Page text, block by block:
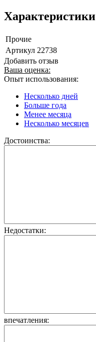
Характеристики
Прочие
Артикул 22738
Добавить отзыв
Ваша оценка:
Опыт использования:
Несколько дней
Больше года
Менее месяца
Несколько месяцев
Достоинства:
Недостатки:
впечатления: